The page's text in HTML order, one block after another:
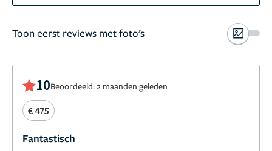
Toon eerst reviews met foto’s
10Beoordeeld: 2 maanden geleden
€ 475
Fantastisch